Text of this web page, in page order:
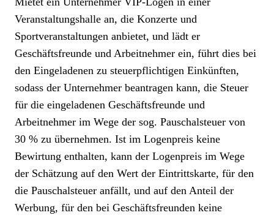
Veranstaltungshalle an, die Konzerte und
Sportveranstaltungen anbietet, und lädt er
Geschäftsfreunde und Arbeitnehmer ein, führt dies bei
den Eingeladenen zu steuerpflichtigen Einkünften,
sodass der Unternehmer beantragen kann, die Steuer
für die eingeladenen Geschäftsfreunde und
Arbeitnehmer im Wege der sog. Pauschalsteuer von
30 % zu übernehmen. Ist im Logenpreis keine
Bewirtung enthalten, kann der Logenpreis im Wege
der Schätzung auf den Wert der Eintrittskarte, für den
die Pauschalsteuer anfällt, und auf den Anteil der
Werbung, für den bei Geschäftsfreunden keine